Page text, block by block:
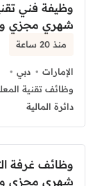
وظيفة فني
شهري مجزي
منذ 20 ساعة
الإمارات
دبي
وظائف تقنية
دائرة المالية
وظائف غرفة
شهري مجزي